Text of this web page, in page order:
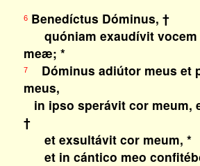
6Benedíctus Dóminus, †
quóniam exaudívit vocem
meæ; *
7Dóminus adiútor meus et
meus,
in ipso sperávit cor meum,
†
et exsultávit cor meum, *
et in cántico meo